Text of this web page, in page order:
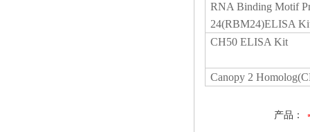
RNA Binding Motif
24(RBM24)ELISA
CH50 ELISA Kit
Canopy 2
产品：